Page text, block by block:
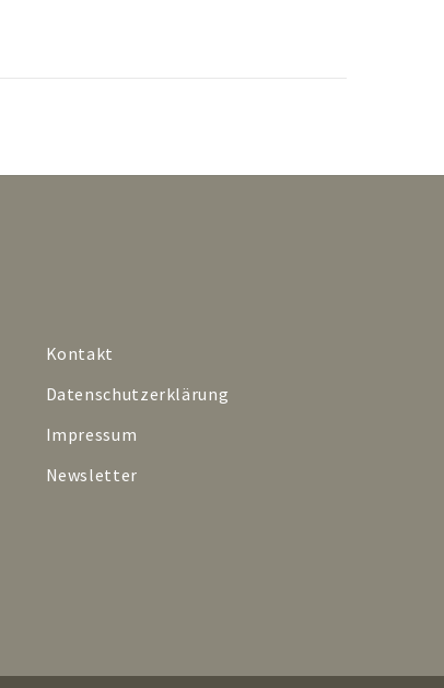
Kontakt
Datenschutzerklärung
Impressum
Newsletter